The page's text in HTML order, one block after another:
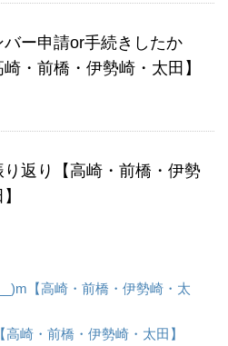
バー申請or手続きしたか
・前橋・伊勢崎・太田】
り返り【高崎・前橋・伊勢
【高崎・前橋・伊勢崎・太
崎・前橋・伊勢崎・太田】